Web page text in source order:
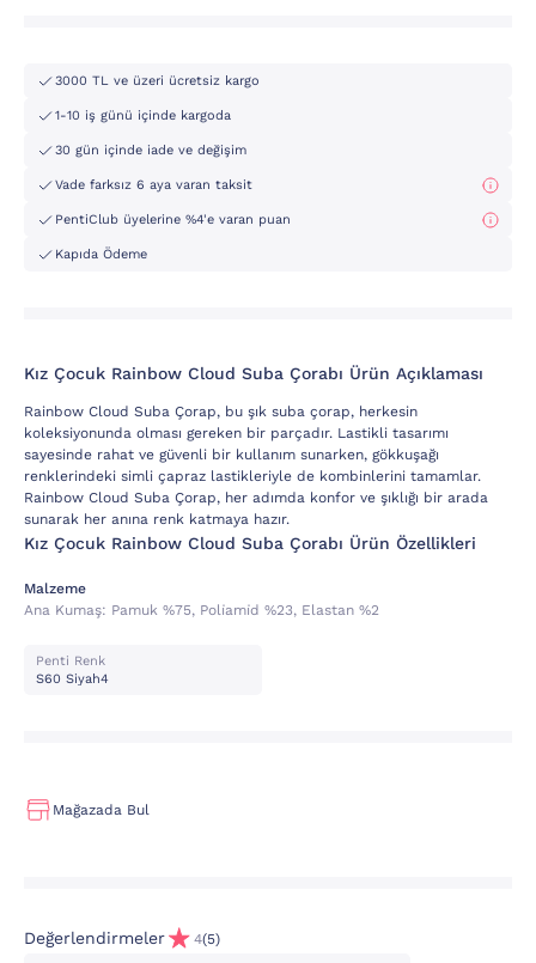
3000 TL ve üzeri ücretsiz kargo
1-10 iş günü içinde kargoda
30 gün içinde iade ve değişim
Vade farksız 6 aya varan taksit
PentiClub üyelerine %4'e varan puan
Kapıda Ödeme
Kız Çocuk Rainbow Cloud Suba Çorabı Ürün Açıklaması
Rainbow Cloud Suba Çorap, bu şık suba çorap, herkesin
koleksiyonunda olması gereken bir parçadır. Lastikli tasarımı
sayesinde rahat ve güvenli bir kullanım sunarken, gökkuşağı
renklerindeki simli çapraz lastikleriyle de kombinlerini tamamlar.
Rainbow Cloud Suba Çorap, her adımda konfor ve şıklığı bir arada
sunarak her anına renk katmaya hazır.
Kız Çocuk Rainbow Cloud Suba Çorabı Ürün Özellikleri
Malzeme
Ana Kumaş: Pamuk %75, Poli̇ami̇d %23, Elastan %2
Penti Renk
S60 Siyah4
Mağazada Bul
Değerlendirmeler 4(5)